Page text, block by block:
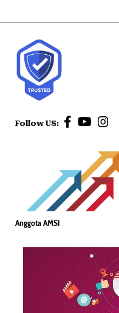
Follow US:
Anggota AMSI